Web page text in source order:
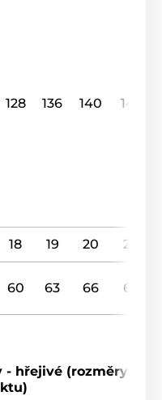
128 136 140 148
18 19 20 20
60 63 66 67
- hřejivé (rozměry